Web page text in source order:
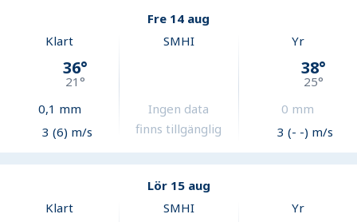
Fre 14 aug
Klart
36°
21°
0,1 mm
3 (6) m/s
SMHI
Ingen data
finns tillgänglig
Yr
38°
25°
0 mm
3 (- -) m/s
Lör 15 aug
Klart
SMHI Yr